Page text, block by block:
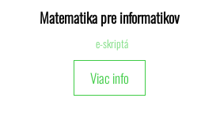
Matematika pre informatikov
e-skriptá
Viac info